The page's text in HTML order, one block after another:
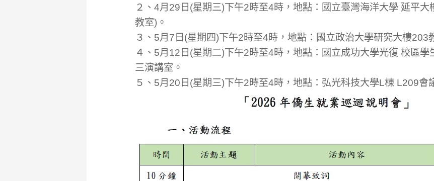
２、4月29日(星期三)下午2時至4時，地點：國立臺灣海洋大學 延平
教室)。
３、5月7日(星期四)下午2時至4時，地點：國立政治大學研究大樓203
４、5月12日(星期二)下午2時至4時，地點：國立成功大學光復 校區學
三演講室。
５、5月20日(星期三)下午2時至4時，地點：弘光科技大學L棟 L209會